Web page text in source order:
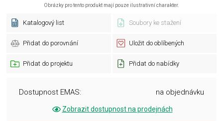
Obrázky pro tento produkt mají pouze ilustrativní charakter.
Katalogový list Soubory ke stažení
Přidat do porovnání Uložit do oblíbených
Přidat do projektu Přidat do nabídky
Dostupnost EMAS: na objednávku
Zobrazit dostupnost na prodejnách